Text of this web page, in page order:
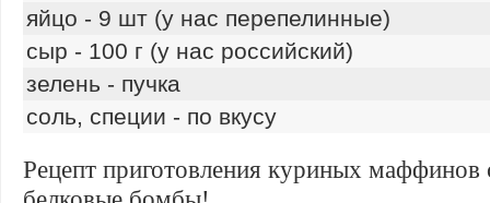
яйцо - 9 шт (у нас перепелинные)
сыр - 100 г (у нас российский)
зелень - пучка
соль, специи - по вкусу
Рецепт приготовления куриных маффинов